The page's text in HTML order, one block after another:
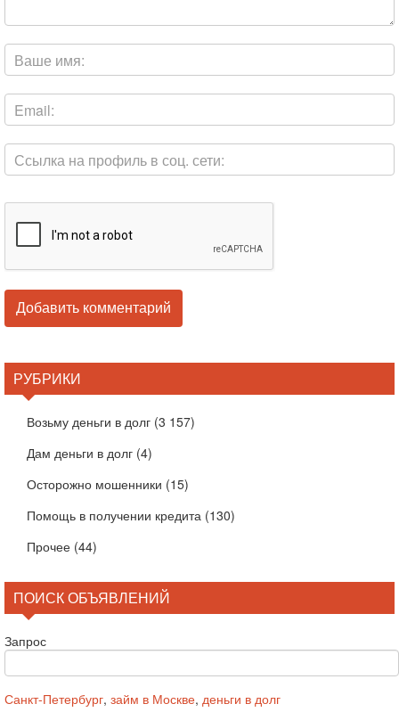
РУБРИКИ
Возьму деньги в долг (3 157)
Дам деньги в долг (4)
Осторожно мошенники (15)
Помощь в получении кредита (130)
Прочее (44)
ПОИСК ОБЪЯВЛЕНИЙ
Запрос
Санкт-Петербург, займ в Москве, деньги в долг